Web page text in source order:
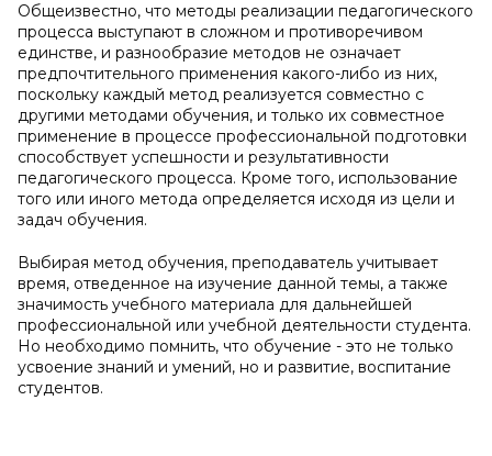
Общеизвестно, что методы реализации педагогического
процесса выступают в сложном и противоречивом
единстве, и разнообразие методов не означает
предпочтительного применения какого-либо из них,
поскольку каждый метод реализуется совместно с
другими методами обучения, и только их совместное
применение в процессе профессиональной подготовки
способствует успешности и результативности
педагогического процесса. Кроме того, использование
того или иного метода определяется исходя из цели и
задач обучения.
Выбирая метод обучения, преподаватель учитывает
время, отведенное на изучение данной темы, а также
значимость учебного материала для дальнейшей
профессиональной или учебной деятельности студента.
Но необходимо помнить, что обучение - это не только
усвоение знаний и умений, но и развитие, воспитание
студентов.